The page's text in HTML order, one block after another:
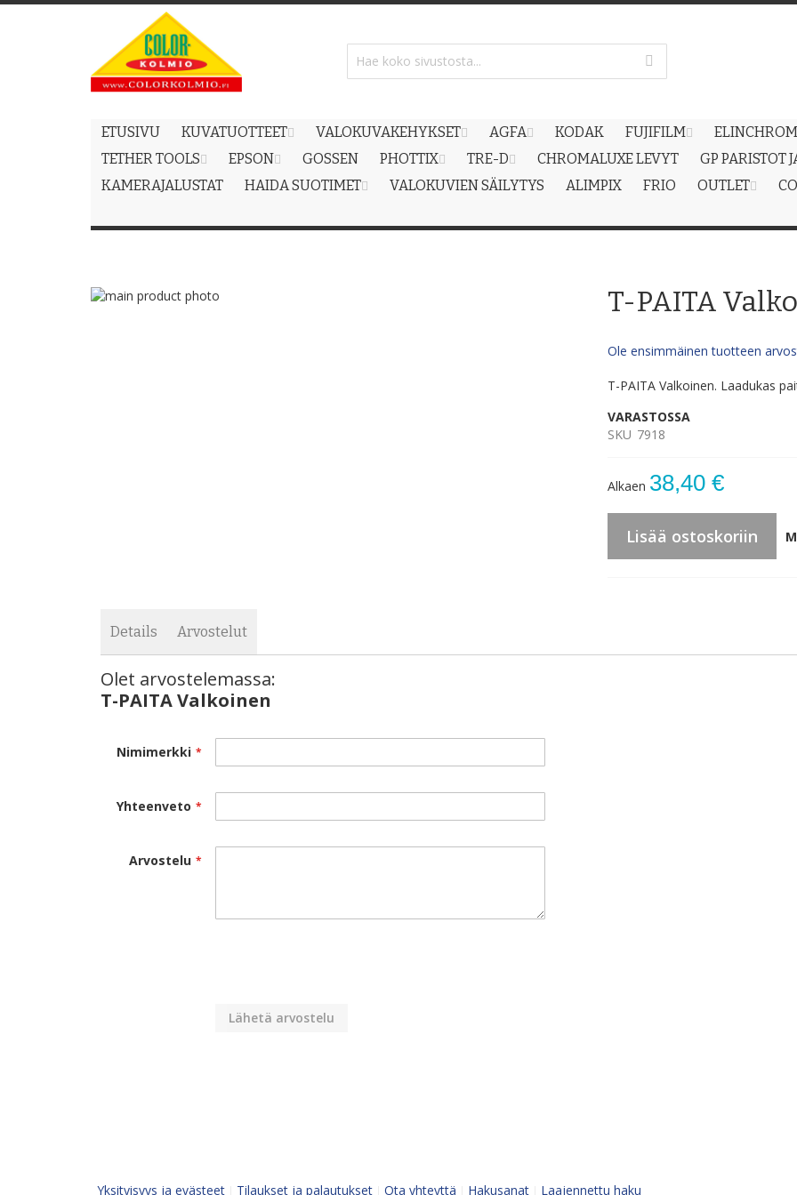
Content
ETUSIVU KUVATUOTTEET VALOKUVAKEHYKSET AGFA KODAK FUJIFILM
ELINCHROM
TETHER TOOLS
EPSON GOSSEN PHOTTIX TRE-D CHROMALUXE LEVYT
GP PARISTOT
KAMERAJALUSTAT
HAIDA SUOTIMET VALOKUVIEN SÄILYTYS ALIMPIX FRIO OUTLET
Skip
T-PAITA
Ole ensimmäinen tuotteen
T-PAITA Valkoinen. Laadukas
VARASTOSSA
SKU 7918
Alkaen 38,40 €
Lisää ostoskoriin
Details
Unisex paita sekä miehille, että naisille sopiva malli. Kuvan koko 20x30cm.
Arvostelut
Olet arvostelemassa:
T-PAITA Valkoinen
Nimimerkki
Yhteenveto
Arvostelu
Lähetä arvostelu
Yksityisyys ja evästeet Tilaukset ja palautukset Ota yhteyttä Hakusanat Laajennettu haku